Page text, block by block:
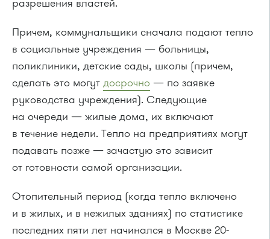
разрешения властей.
Причем, коммунальщики сначала подают тепло
в социальные учреждения — больницы,
поликлиники, детские сады, школы (причем,
сделать это могут досрочно — по заявке
руководства учреждения). Следующие
на очереди — жилые дома, их включают
в течение недели. Тепло на предприятиях могут
подавать позже — зачастую это зависит
от готовности самой организации.
Отопительный период (когда тепло включено
и в жилых, и в нежилых зданиях) по статистике
последних пяти лет начинался в Москве 20-